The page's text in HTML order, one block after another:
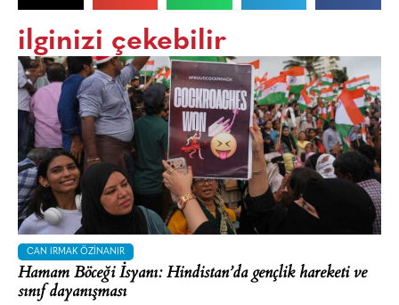
ilginizi çekebilir
CAN IRMAK ÖZINANIR
Hamam Böceği İsyanı: Hindistan’da gençlik hareketi ve
sınıf dayanışması